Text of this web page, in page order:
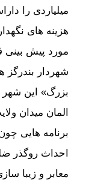
میلیاردی را
هزینه های
مورد پیش بینی
شهردار بندرگز
بزرگ» این شهر
المان میدان
برنامه هایی
احداث روگذر
معابر و زیبا